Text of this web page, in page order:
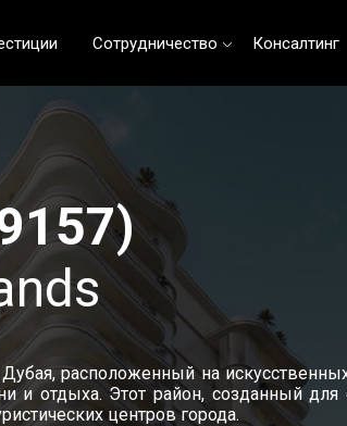
Сотрудничество Консалтинг
расположенный на
и отдыха. Этот район, созданный для
центров города.